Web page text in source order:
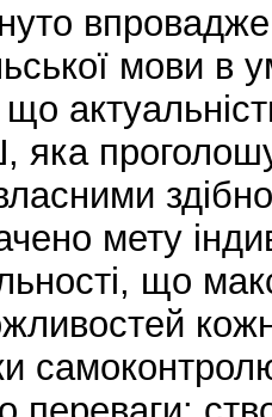
мови в
яка
мету
що